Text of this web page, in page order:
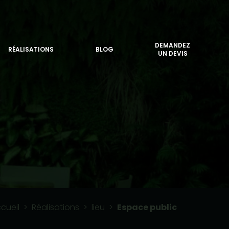
RÉALISATIONS BLOG
DEMANDEZ
UN DEVIS
> Réalisations > lieu > Espace public